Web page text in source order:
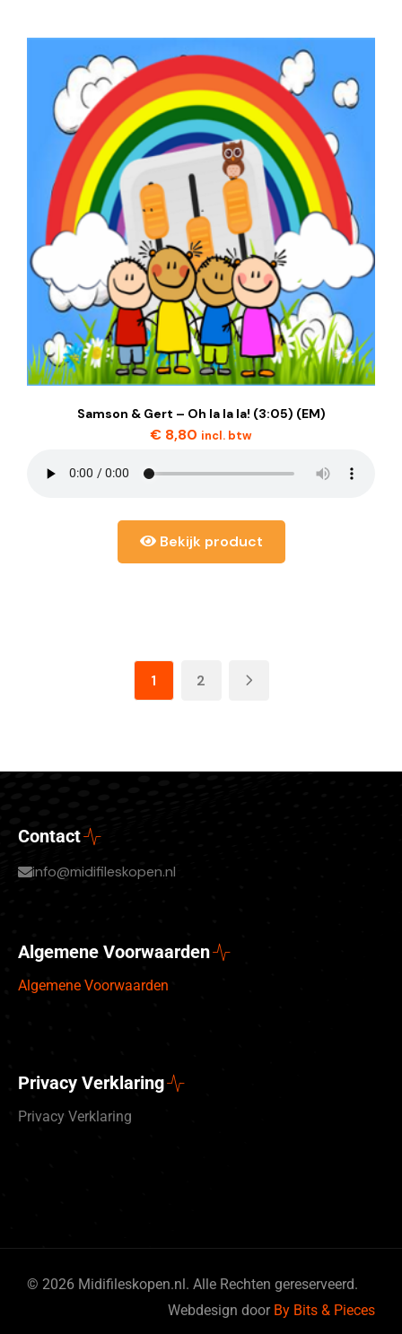
Samson & Gert – Oh la la la! (3:05) (EM)
€ 8,80 incl. btw
Bekijk product
1 2
Contact
info@midifileskopen.nl
Algemene Voorwaarden
Algemene Voorwaarden
Privacy Verklaring
Privacy Verklaring
© 2026 Midifileskopen.nl. Alle Rechten gereserveerd.
Webdesign door By Bits & Pieces
English (UK)
Deutsch